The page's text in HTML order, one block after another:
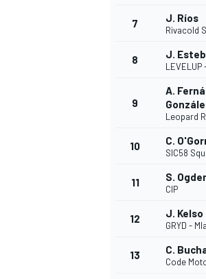
7 J. Ríos
Rivacold
8 J.
LEVELUP
9
A.
Leopard
10 C.
SIC58
11 S.
CIP
12 J. Kelso
GRYD -
13 C.
Code